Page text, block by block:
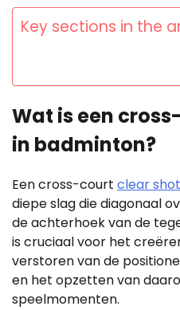
Key sections in the
Wat is een
in badminton?
Een cross-court clear
diepe slag die diagonaal
de achterhoek van de
is cruciaal voor het
verstoren van de
en het opzetten van
speelmomenten.